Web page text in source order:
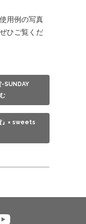
用例の写真
ひご覧くだ
-SUNDAY
』× sweets